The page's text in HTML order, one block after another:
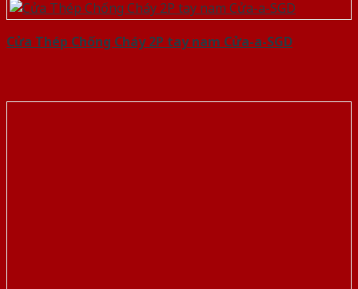
Cửa Thép Chống Cháy 2P tay nam Cửa-a-SGD